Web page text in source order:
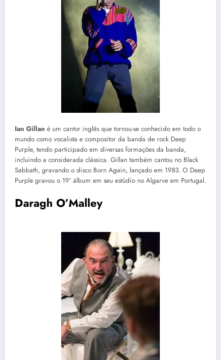
Ian Gillan é um cantor inglês que tornou-se conhecido em todo o
mundo como vocalista e compositor da banda de rock Deep
Purple, tendo participado em diversas formações da banda,
incluindo a considerada clássica. Gillan também cantou no Black
Sabbath, gravando o disco Born Again, lançado em 1983. O Deep
Purple gravou o 19º álbum em seu estúdio no Algarve em Portugal.
Daragh O’Malley